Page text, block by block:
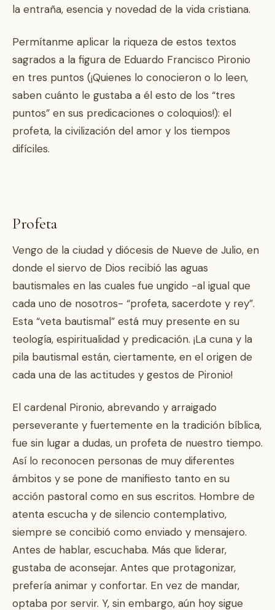
la entraña, esencia y novedad de la vida cristiana.
Permítanme aplicar la riqueza de estos textos
sagrados a la figura de Eduardo Francisco Pironio
en tres puntos (¡Quienes lo conocieron o lo leen,
saben cuánto le gustaba a él esto de los “tres
puntos” en sus predicaciones o coloquios!): el
profeta, la civilización del amor y los tiempos
difíciles.
Profeta
Vengo de la ciudad y diócesis de Nueve de Julio, en
donde el siervo de Dios recibió las aguas
bautismales en las cuales fue ungido -al igual que
cada uno de nosotros- “profeta, sacerdote y rey”.
Esta “veta bautismal” está muy presente en su
teología, espiritualidad y predicación. ¡La cuna y la
pila bautismal están, ciertamente, en el origen de
cada una de las actitudes y gestos de Pironio!
El cardenal Pironio, abrevando y arraigado
perseverante y fuertemente en la tradición bíblica,
fue sin lugar a dudas, un profeta de nuestro tiempo.
Así lo reconocen personas de muy diferentes
ámbitos y se pone de manifiesto tanto en su
acción pastoral como en sus escritos. Hombre de
atenta escucha y de silencio contemplativo,
siempre se concibió como enviado y mensajero.
Antes de hablar, escuchaba. Más que liderar,
gustaba de aconsejar. Antes que protagonizar,
prefería animar y confortar. En vez de mandar,
optaba por servir. Y, sin embargo, aún hoy sigue